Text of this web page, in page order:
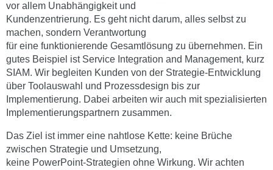
vor allem Unabhängigkeit und
Kundenzentrierung. Es geht nicht darum, alles selbst zu
machen, sondern Verantwortung
für eine funktionierende Gesamtlösung zu übernehmen. Ein
gutes Beispiel ist Service Integration and Management, kurz
SIAM. Wir begleiten Kunden von der Strategie-Entwicklung
über Toolauswahl und Prozessdesign bis zur
Implementierung. Dabei arbeiten wir auch mit spezialisierten
Implementierungspartnern zusammen.
Das Ziel ist immer eine nahtlose Kette: keine Brüche
zwischen Strategie und Umsetzung,
keine PowerPoint-Strategien ohne Wirkung. Wir achten